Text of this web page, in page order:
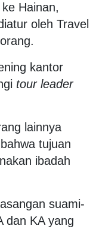
Hainan,
oleh Travel
kantor
tour leader
lainnya
tujuan
ibadah
suami-
dan KA yang